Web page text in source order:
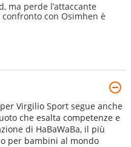
ma perde l’attaccante
con Osimhen è
Virgilio Sport segue anche
che esalta competenze e
di HaBaWaBa, il più
per bambini al mondo